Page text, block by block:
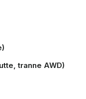
tranne AWD)